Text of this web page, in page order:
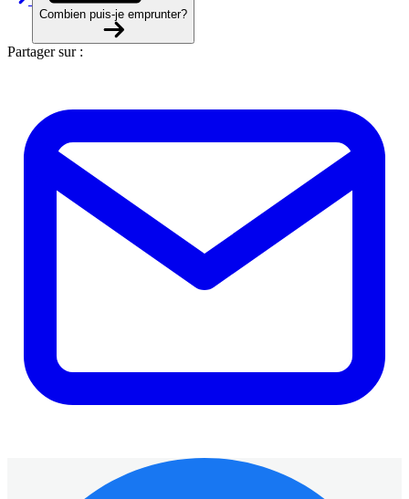
Combien puis-je emprunter?
Partager sur :